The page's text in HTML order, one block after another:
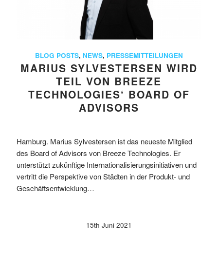
BLOG POSTS, NEWS, PRESSEMITTEILUNGEN
MARIUS SYLVESTERSEN WIRD
TEIL VON BREEZE
TECHNOLOGIES‘ BOARD OF
ADVISORS
Hamburg. Marius Sylvestersen ist das neueste Mitglied
des Board of Advisors von Breeze Technologies. Er
unterstützt zukünftige Internationalisierungsinitiativen und
vertritt die Perspektive von Städten in der Produkt- und
Geschäftsentwicklung…
15th Juni 2021